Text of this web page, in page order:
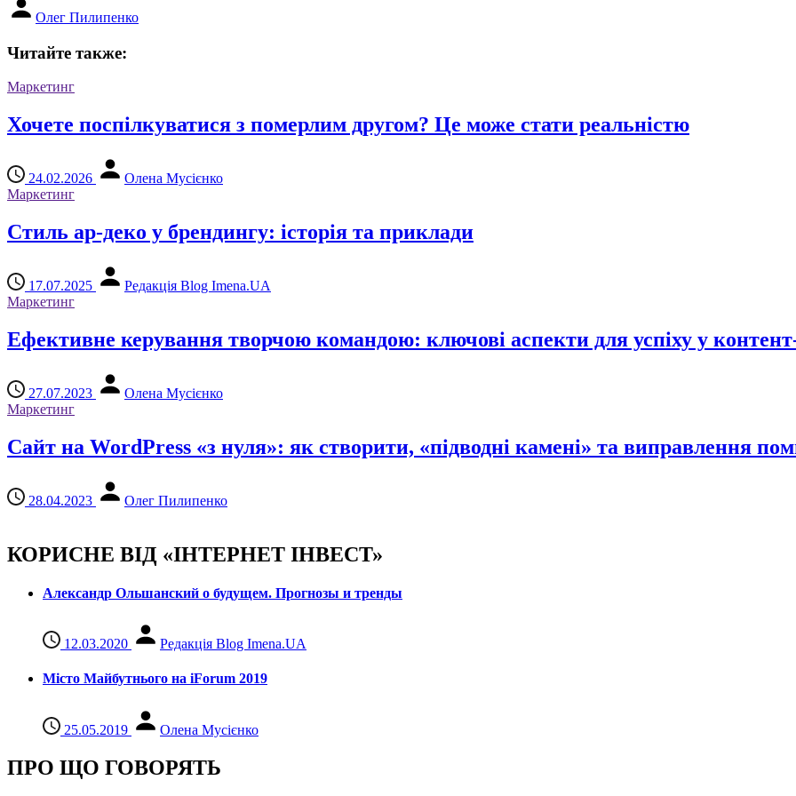
Олег Пилипенко
Читайте также:
Маркетинг
Хочете поспілкуватися з померлим другом? Це може стати реальністю
24.02.2026
Олена Мусієнко
Маркетинг
Стиль ар-деко у брендингу: історія та приклади
17.07.2025
Редакція Blog Imena.UA
Маркетинг
Ефективне керування творчою командою: ключові аспекти для успіху у контент-
27.07.2023
Олена Мусієнко
Маркетинг
Сайт на WordPress «з нуля»: як створити, «підводні камені» та виправлення
28.04.2023 Олег Пилипенко
КОРИСНЕ ВІД «ІНТЕРНЕТ ІНВЕСТ»
Александр Ольшанский о будущем. Прогнозы и тренды
12.03.2020 Редакція Blog Imena.UA
Місто Майбутнього на iForum 2019
25.05.2019 Олена Мусієнко
ПРО ЩО ГОВОРЯТЬ